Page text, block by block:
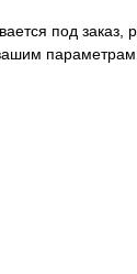
под заказ,